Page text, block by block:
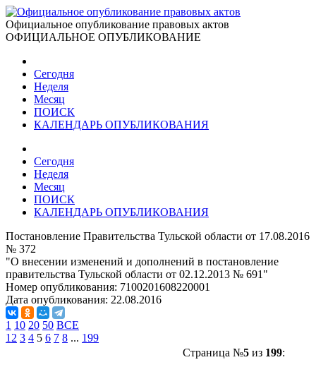
Официальное опубликование правовых актов
ОФИЦИАЛЬНОЕ ОПУБЛИКОВАНИЕ
Сегодня
Неделя
Месяц
ПОИСК
КАЛЕНДАРЬ ОПУБЛИКОВАНИЯ
Сегодня
Неделя
Месяц
ПОИСК
КАЛЕНДАРЬ ОПУБЛИКОВАНИЯ
Постановление Правительства Тульской области от 17.08.2016
№ 372
"О внесении изменений и дополнений в постановление
правительства Тульской области от 02.12.2013 № 691"
Номер опубликования: 7100201608220001
Дата опубликования: 22.08.2016
1 10 20 50 ВСЕ
1 2 3 4 5 6 7 8 ... 199
Страница №5из 199: